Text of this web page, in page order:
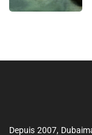
Depuis 2007,